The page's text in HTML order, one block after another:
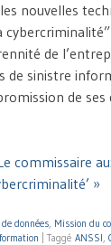
nouvelles
de
de sinistre
de
commissaire
»
données, Mission du
Taggé ANSSI,